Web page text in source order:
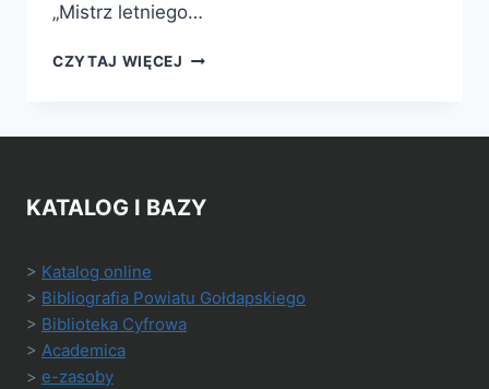
„Mistrz letniego…
CZYTAJ WIĘCEJ MISTRZ
KATALOG I BAZY
> Katalog online
> Bibliografia Powiatu Gołdapskiego
> Biblioteka Cyfrowa
> Academica
> e-zasoby